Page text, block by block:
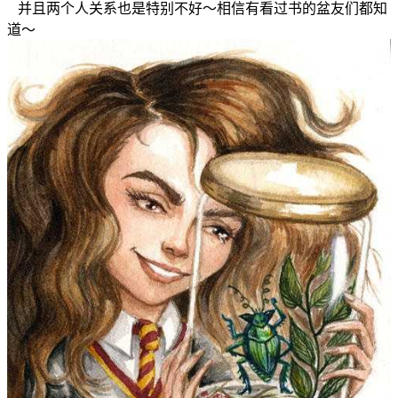
并且两个人关系也是特别不好～相信有看过书的盆友们都知
道～